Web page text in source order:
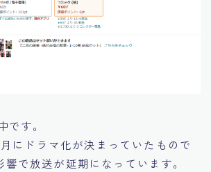
です。
にドラマ化が決まっていたもので
で放送が延期になっています。